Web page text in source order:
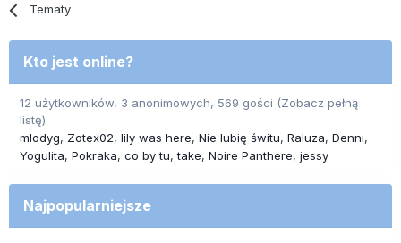
Tematy
Kto jest online?
12 użytkowników, 3 anonimowych, 569 gości (Zobacz pełną
listę)
mlodyg
Zotex02 lily was here Nie lubię świtu Raluza Denni
Yogulita Pokraka co by tu take Noire Panthere jessy
Najpopularniejsze